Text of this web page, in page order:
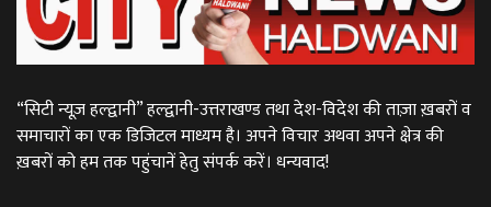
“सिटी न्यूज़ हल्द्वानी” हल्द्वानी-उत्तराखण्ड तथा देश-विदेश की ताज़ा ख़बरों व
समाचारों का एक डिजिटल माध्यम है। अपने विचार अथवा अपने क्षेत्र की
ख़बरों को हम तक पहुंचानें हेतु संपर्क करें। धन्यवाद!